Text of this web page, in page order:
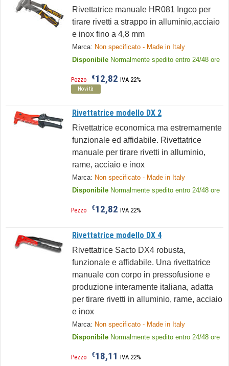
Rivettatrice manuale HR081 Ingco per
tirare rivetti a strappo in alluminio,acciaio
e inox fino a 4,8 mm
Marca: Non specificato - Made in Italy
Disponibile Normalmente spedito entro 24/48 ore
Pezzo €12,82 IVA 22%
Novità
Rivettatrice modello DX 2
Rivettatrice economica ma estremamente
funzionale ed affidabile. Rivettatrice
manuale per tirare rivetti in alluminio,
rame, acciaio e inox
Marca: Non specificato - Made in Italy
Disponibile Normalmente spedito entro 24/48 ore
Pezzo €12,82 IVA 22%
Rivettatrice modello DX 4
Rivettatrice Sacto DX4 robusta,
funzionale e affidabile. Una rivettatrice
manuale con corpo in pressofusione e
produzione interamente italiana, adatta
per tirare rivetti in alluminio, rame, acciaio
e inox
Marca: Non specificato - Made in Italy
Disponibile Normalmente spedito entro 24/48 ore
Pezzo €18,11 IVA 22%